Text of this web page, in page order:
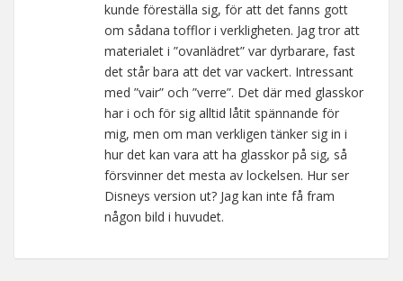
kunde föreställa sig, för att det fanns gott
om sådana tofflor i verkligheten. Jag tror att
materialet i ”ovanlädret” var dyrbarare, fast
det står bara att det var vackert. Intressant
med ”vair” och ”verre”. Det där med glasskor
har i och för sig alltid låtit spännande för
mig, men om man verkligen tänker sig in i
hur det kan vara att ha glasskor på sig, så
försvinner det mesta av lockelsen. Hur ser
Disneys version ut? Jag kan inte få fram
någon bild i huvudet.